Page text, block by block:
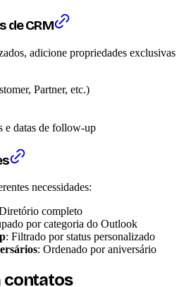
de CRM
adicione propriedades exclusivas
Partner, etc.)
e datas de follow-up
necessidades:
completo
por categoria do Outlook
: Filtrado por status personalizado
: Ordenado por aniversário
contatos